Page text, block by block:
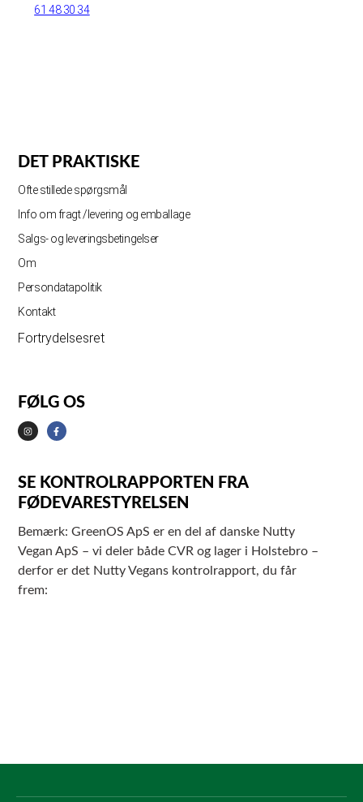
61 48 30 34
DET PRAKTISKE
Ofte stillede spørgsmål
Info om fragt /levering og emballage
Salgs- og leveringsbetingelser
Om
Persondatapolitik
Kontakt
Fortrydelsesret
FØLG OS
SE KONTROLRAPPORTEN FRA
FØDEVARESTYRELSEN
Bemærk: GreenOS ApS er en del af danske Nutty
Vegan ApS – vi deler både CVR og lager i Holstebro –
derfor er det Nutty Vegans kontrolrapport, du får
frem: